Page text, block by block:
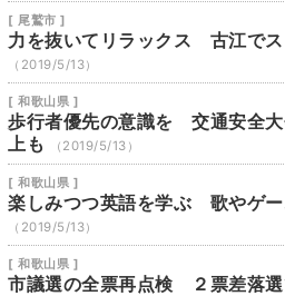
[ 尾鷲市 ]
力を抜いてリラックス 古江で
（2019/5/13）
[ 和歌山県 ]
歩行者優先の意識を 交通安全
上も
（2019/5/13）
[ 和歌山県 ]
楽しみつつ英語を学ぶ 歌やゲ
（2019/5/13）
[ 和歌山県 ]
市議選の全票再点検 ２票差落選